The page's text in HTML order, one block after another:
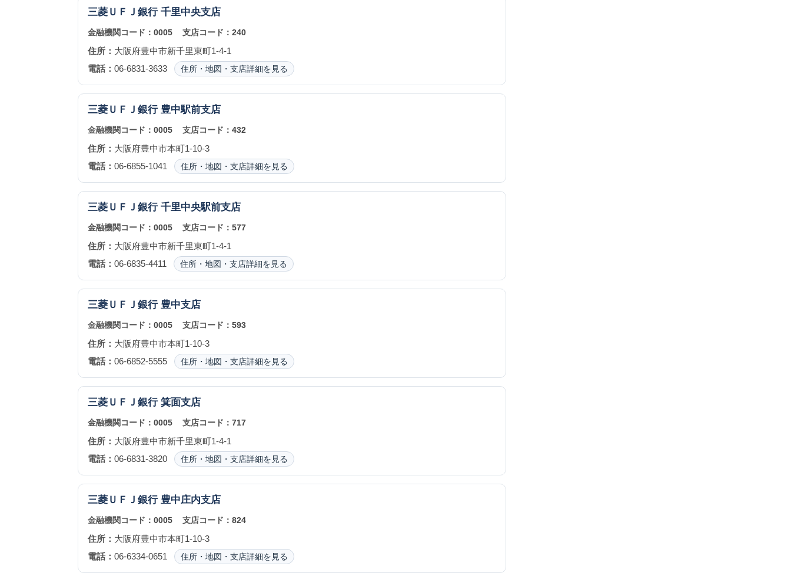
三菱ＵＦＪ銀行 千里中央支店
金融機関コード： 0005 支店コード： 240
住所： 大阪府豊中市新千里東町1-4-1
電話： 06-6831-3633 住所・地図・支店詳細を見る
三菱ＵＦＪ銀行 豊中駅前支店
金融機関コード： 0005 支店コード： 432
住所： 大阪府豊中市本町1-10-3
電話： 06-6855-1041 住所・地図・支店詳細を見る
三菱ＵＦＪ銀行 千里中央駅前支店
金融機関コード： 0005 支店コード： 577
住所： 大阪府豊中市新千里東町1-4-1
電話： 06-6835-4411 住所・地図・支店詳細を見る
三菱ＵＦＪ銀行 豊中支店
金融機関コード： 0005 支店コード： 593
住所： 大阪府豊中市本町1-10-3
電話： 06-6852-5555 住所・地図・支店詳細を見る
三菱ＵＦＪ銀行 箕面支店
金融機関コード： 0005 支店コード： 717
住所： 大阪府豊中市新千里東町1-4-1
電話： 06-6831-3820 住所・地図・支店詳細を見る
三菱ＵＦＪ銀行 豊中庄内支店
金融機関コード： 0005 支店コード： 824
住所： 大阪府豊中市本町1-10-3
電話： 06-6334-0651 住所・地図・支店詳細を見る